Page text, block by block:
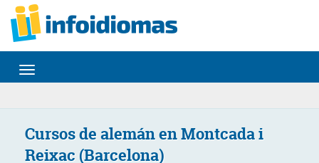
Desplegar
navegación
Cursos de alemán en Montcada i
Reixac (Barcelona)